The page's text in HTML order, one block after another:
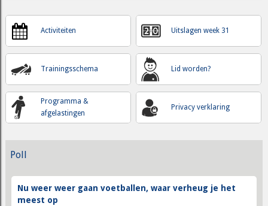
Activiteiten
Trainingsschema
Programma &
afgelastingen
Uitslagen week 31
Lid worden?
Privacy verklaring
Poll
Nu weer weer gaan voetballen, waar verheug je het
meest op